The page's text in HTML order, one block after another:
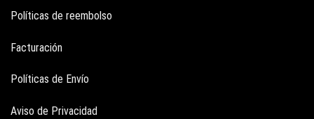
Políticas de reembolso
Facturación
Políticas de Envío
Aviso de Privacidad